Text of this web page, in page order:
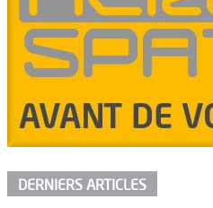
DERNIERS ARTICLES